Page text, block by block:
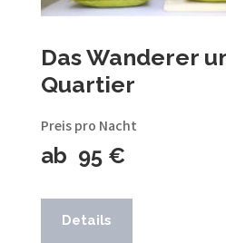
Das Wanderer
Quartier
Preis pro Nacht
ab 95 €
Details